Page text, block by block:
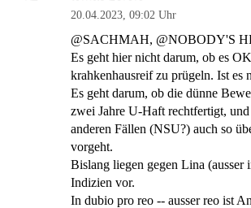
20.04.2023, 09:02 Uhr
@SACHMAH, @NOBODY'S
Es geht hier nicht darum, ob es
krahkenhausreif zu prügeln. Ist es
Es geht darum, ob die dünne
zwei Jahre U-Haft rechtfertigt, und
anderen Fällen (NSU?) auch so
vorgeht.
Bislang liegen gegen Lina (ausser
Indizien vor.
In dubio pro reo -- ausser reo ist